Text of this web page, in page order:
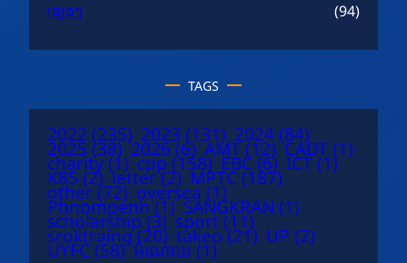
ផ្សេងៗ
(94)
TAGS
2022 (235) 2023 (131) 2024 (84)
2025 (38) 2026 (6) AMT (12) CADT (1)
charity (1) cpp (158) EBC (6) ICT (1)
K85 (2) letter (2) MPTC (187)
other (72) oversea (1)
Phnompenh (1) SANGKRAN (1)
scholarship (3) sport (11)
sroktraing (20) takeo (21) UP (2)
UYFC (58) អំណោយ (1)